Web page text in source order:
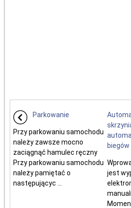
Parkowanie
Przy parkowaniu samochodu
należy zawsze mocno
zaciągnąć hamulec ręczny
Przy parkowaniu samochodu
należy pamiętać o
następującyc ...
biegów
jest